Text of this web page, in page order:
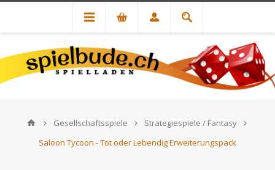
Gesellschaftsspiele
Strategiespiele / Fantasy
Saloon Tycoon - Tot oder Lebendig Erweiterungspack